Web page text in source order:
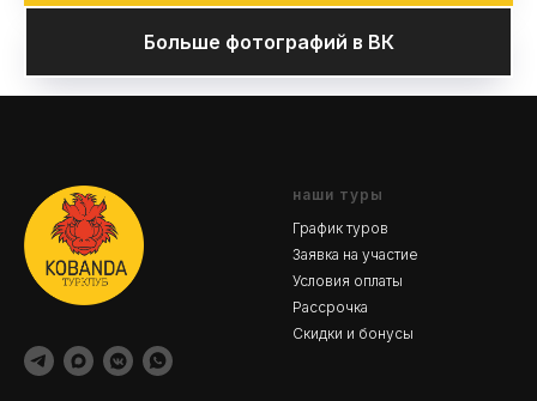
Больше фотографий в ВК
наши туры
График туров
Заявка на участие
Условия оплаты
Рассрочка
Скидки и бонусы